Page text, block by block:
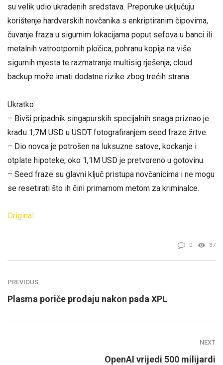
su velik udio ukradenih sredstava. Preporuke uključuju
korištenje hardverskih novčanika s enkriptiranim čipovima,
čuvanje fraza u sigurnim lokacijama poput sefova u banci ili
metalnih vatrootpornih pločica, pohranu kopija na više
sigurnih mjesta te razmatranje multisig rješenja; cloud
backup može imati dodatne rizike zbog trećih strana.
Ukratko:
– Bivši pripadnik singapurskih specijalnih snaga priznao je
krađu 1,7M USD u USDT fotografiranjem seed fraze žrtve.
– Dio novca je potrošen na luksuzne satove, kockanje i
otplate hipoteke, oko 1,1M USD je pretvoreno u gotovinu.
– Seed fraze su glavni ključ pristupa novčanicima i ne mogu
se resetirati što ih čini primarnom metom za kriminalce.
Original
0 37
PREVIOUS
Plasma poriče prodaju nakon pada XPL
NEXT
OpenAI vrijedi 500 milijardi